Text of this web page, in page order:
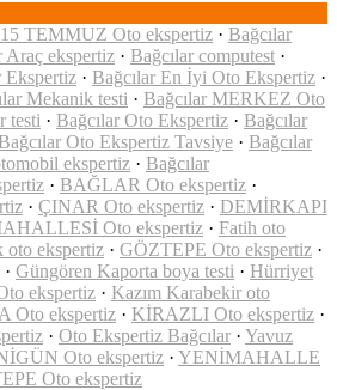
15 TEMMUZ Oto ekspertiz · Bağcılar
Araç ekspertiz · Bağcılar computest ·
Ekspertiz · Bağcılar En İyi Oto Ekspertiz ·
Mekanik testi · Bağcılar MERKEZ Oto
testi · Bağcılar Oto Ekspertiz · Bağcılar
Bağcılar Oto Ekspertiz Tavsiye · Bağcılar
ekspertiz · Bağcılar
· BAĞLAR Oto ekspertiz ·
· ÇINAR Oto ekspertiz · DEMİRKAPI
Oto ekspertiz · Fatih oto
oto ekspertiz · GÖZTEPE Oto ekspertiz ·
· Güngören Kaporta boya testi · Hürriyet
ekspertiz · Kazım Karabekir oto
Oto ekspertiz · KİRAZLI Oto ekspertiz ·
· Oto Ekspertiz Bağcılar · Yavuz
Oto ekspertiz · YENİMAHALLE
Oto ekspertiz